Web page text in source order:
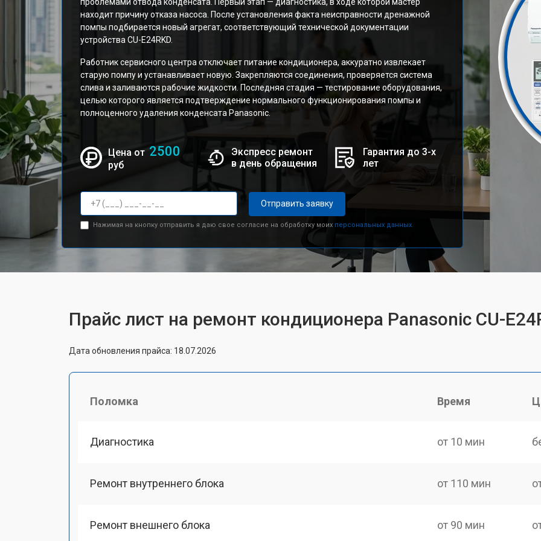
находит причину отказа насоса. После установления факта неисправности дренажной
помпы подбирается новый агрегат, соответствующий технической документации
устройства CU-E24RKD.
Работник сервисного центра отключает питание кондиционера, аккуратно извлекает
старую помпу и устанавливает новую. Закрепляются соединения, проверяется система
слива и заливаются рабочие жидкости. Последняя стадия — тестирование оборудования,
целью которого является подтверждение нормального функционирования помпы и
полноценного удаления конденсата Panasonic.
Цена от 2500
руб
Экспресс ремонт
в день обращения
Гарантия до 3-х
лет
Отправить заявку
Нажимая на кнопку отправить я даю свое согласие на обработку моих персональных данных.
Прайс лист на ремонт кондиционера Panasonic CU-
Дата обновления прайса: 18.07.2026
Поломка Время
Диагностика от 10 мин
Ремонт внутреннего блока от 110 мин
Ремонт внешнего блока от 90 мин